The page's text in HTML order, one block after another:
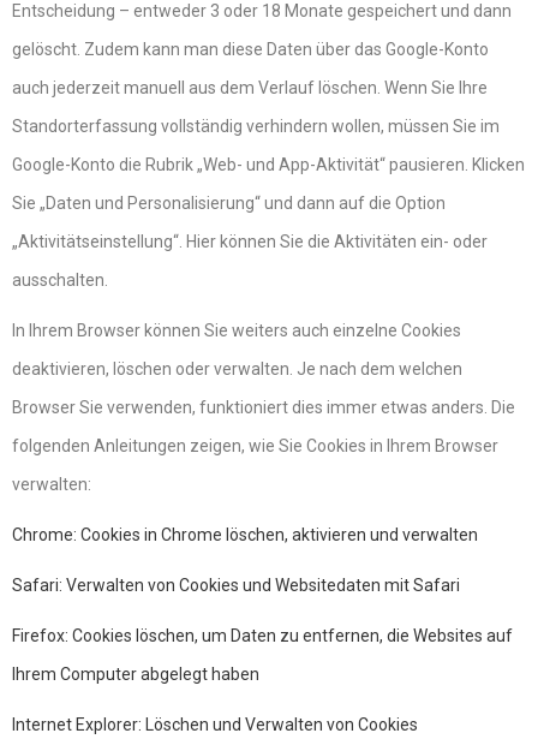
Entscheidung – entweder 3 oder 18 Monate gespeichert und dann
gelöscht. Zudem kann man diese Daten über das Google-Konto
auch jederzeit manuell aus dem Verlauf löschen. Wenn Sie Ihre
Standorterfassung vollständig verhindern wollen, müssen Sie im
Google-Konto die Rubrik „Web- und App-Aktivität“ pausieren. Klicken
Sie „Daten und Personalisierung“ und dann auf die Option
„Aktivitätseinstellung“. Hier können Sie die Aktivitäten ein- oder
ausschalten.
In Ihrem Browser können Sie weiters auch einzelne Cookies
deaktivieren, löschen oder verwalten. Je nach dem welchen
Browser Sie verwenden, funktioniert dies immer etwas anders. Die
folgenden Anleitungen zeigen, wie Sie Cookies in Ihrem Browser
verwalten:
Chrome: Cookies in Chrome löschen, aktivieren und verwalten
Safari: Verwalten von Cookies und Websitedaten mit Safari
Firefox: Cookies löschen, um Daten zu entfernen, die Websites auf
Ihrem Computer abgelegt haben
Internet Explorer: Löschen und Verwalten von Cookies